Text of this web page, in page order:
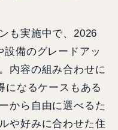
も実施中で、2026
備のグレードアッ
内容の組み合わせに
になるケースもある
から自由に選べるた
や好みに合わせた住